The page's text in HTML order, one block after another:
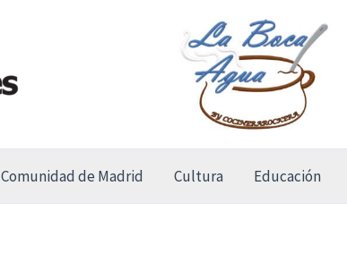
Comunidad de Madrid Cultura Educación